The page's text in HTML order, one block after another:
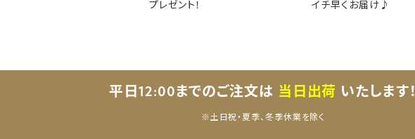
プレゼント！
イチ早くお届け♪
平日12:00までのご注文は 当日出荷 いたします！
※土日祝・夏季、冬季休業を除く